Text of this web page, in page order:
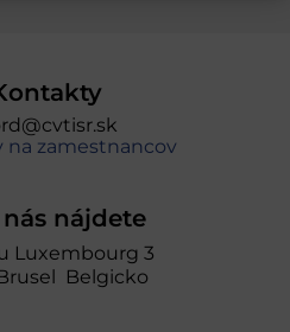
na zamestnancov
nájdete
Luxembourg 3
Belgicko